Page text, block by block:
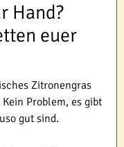
Hand?
euer
Zitronengras
Problem, es gibt
gut sind.